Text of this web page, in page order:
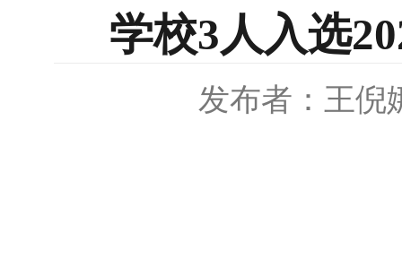
学校3人入选
发布者：王倪